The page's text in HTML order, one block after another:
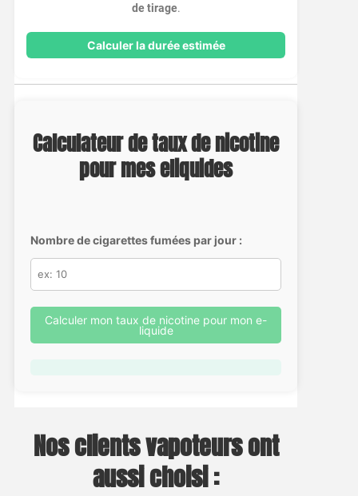
de tirage.
Calculer la durée estimée
Calculateur de taux de nicotine
pour mes eliquides
Nombre de cigarettes fumées par jour :
Calculer mon taux de nicotine pour mon e-
liquide
Nos clients vapoteurs ont
aussi choisi :